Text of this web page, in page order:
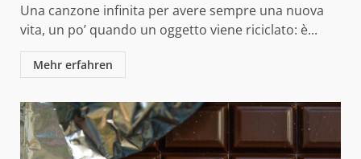
Una canzone infinita per avere sempre una nuova
vita, un po’ quando un oggetto viene riciclato: è...
Mehr erfahren